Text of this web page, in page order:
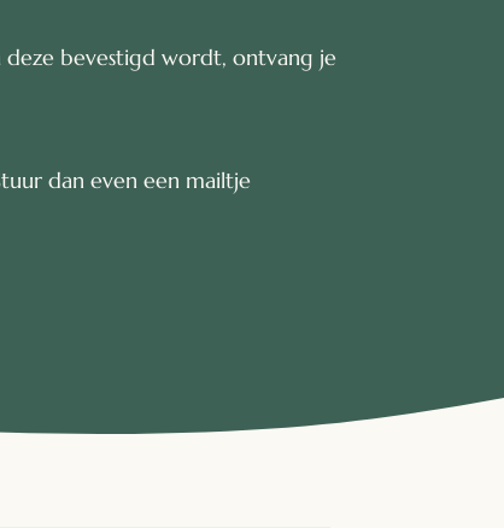
bevestigd wordt, ontvang je
dan even een mailtje